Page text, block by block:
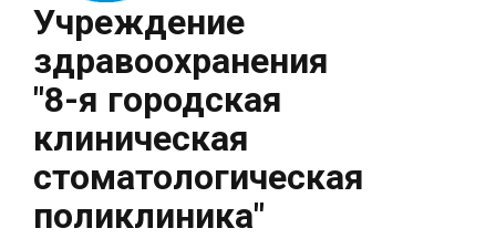
Учреждение
здравоохранения
"8-я городская
клиническая
стоматологическая
поликлиника"